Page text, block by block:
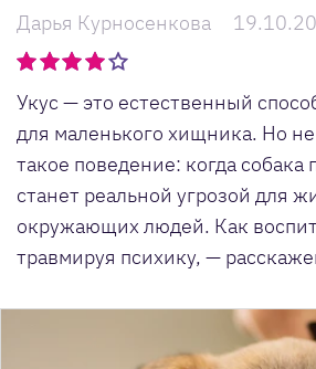
Дарья Курносенкова
Укус — это естественный
для маленького хищника. Но
такое поведение: когда собака
станет реальной угрозой для
окружающих людей. Как
травмируя психику, —